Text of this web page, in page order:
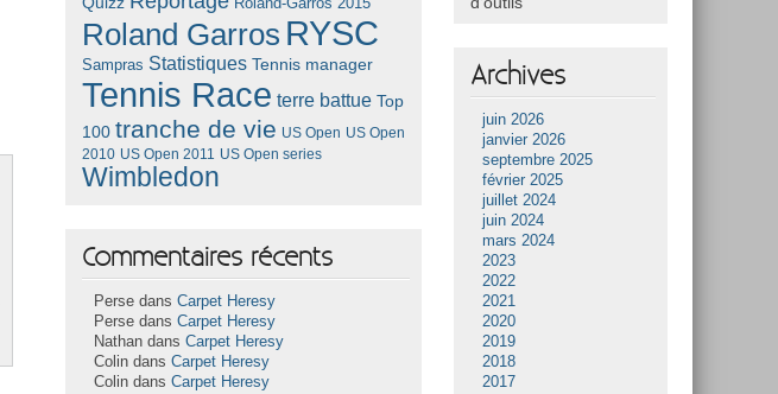
Roland Garros RYSC
Sampras Statistiques Tennis manager
Tennis Race terre battue Top
100 tranche de vie US Open US Open
2010 US Open 2011 US Open series
Wimbledon
Commentaires récents
Perse dansCarpet Heresy
Perse dansCarpet Heresy
Nathan dansCarpet Heresy
Colin dansCarpet Heresy
Colin dansCarpet Heresy
Archives
juin 2026
janvier 2026
septembre 2025
février 2025
juillet 2024
juin 2024
mars 2024
2023
2022
2021
2020
2019
2018
2017